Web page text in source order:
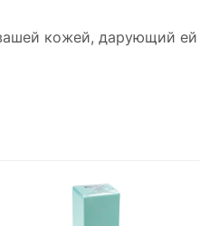
кожей, дарующий